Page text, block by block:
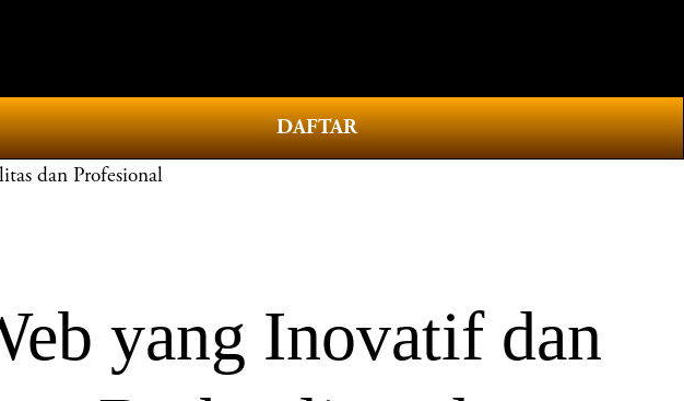
DAFTAR
dan Profesional
yang Inovatif dan